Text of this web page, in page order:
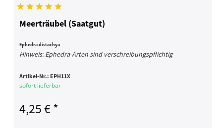
Meerträubel (Saatgut)
Ephedra distachya
Hinweis: Ephedra-Arten sind verschreibungspflichtig
Artikel-Nr.: EPH11X
sofort lieferbar
4,25 € *